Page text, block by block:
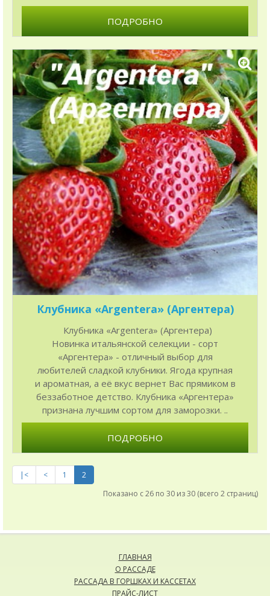
ПОДРОБНО
Клубника «Argentera» (Аргентера)
Клубника «Argentera» (Аргентера)
Новинка итальянской селекции - сорт
«Аргентера» - отличный выбор для
любителей сладкой клубники. Ягода крупная
и ароматная, а её вкус вернет Вас прямиком в
беззаботное детство. Клубника «Аргентера»
признана лучшим сортом для заморозки. ..
ПОДРОБНО
|< < 1
2
Показано с 26 по 30 из 30 (всего 2 страниц)
ГЛАВНАЯ
О РАССАДЕ
РАССАДА В ГОРШКАХ И КАССЕТАХ
ПРАЙС-ЛИСТ